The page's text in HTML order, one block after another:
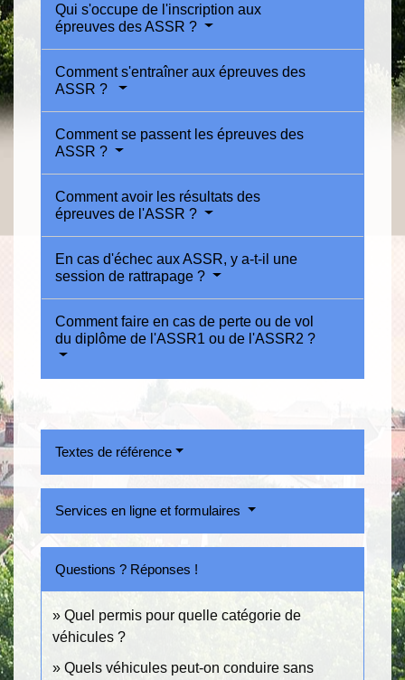
Qui s'occupe de l'inscription aux
épreuves des ASSR ?
Comment s'entraîner aux épreuves des
ASSR ?
Comment se passent les épreuves des
ASSR ?
Comment avoir les résultats des
épreuves de l'ASSR ?
En cas d'échec aux ASSR, y a-t-il une
session de rattrapage ?
Comment faire en cas de perte ou de vol
du diplôme de l'ASSR1 ou de l'ASSR2 ?
Textes de référence
Services en ligne et formulaires
Questions ? Réponses !
Quel permis pour quelle catégorie de
véhicules ?
Quels véhicules peut-on conduire sans